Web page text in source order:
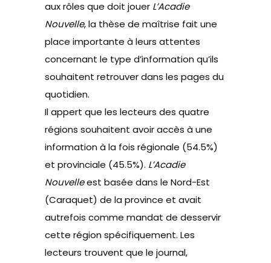
aux rôles que doit jouer L’Acadie
Nouvelle, la thèse de maîtrise fait une
place importante à leurs attentes
concernant le type d’information qu’ils
souhaitent retrouver dans les pages du
quotidien.
Il appert que les lecteurs des quatre
régions souhaitent avoir accès à une
information à la fois régionale (54.5%)
et provinciale (45.5%). L’Acadie
Nouvelleest basée dans le Nord-Est
(Caraquet) de la province et avait
autrefois comme mandat de desservir
cette région spécifiquement. Les
lecteurs trouvent que le journal,